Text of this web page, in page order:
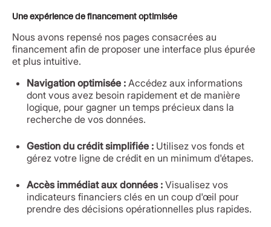
Une expérience de financement optimisée
Nous avons repensé nos pages consacrées au
financement afin de proposer une interface plus épurée
et plus intuitive.
Navigation optimisée : Accédez aux informations
dont vous avez besoin rapidement et de manière
logique, pour gagner un temps précieux dans la
recherche de vos données.
Gestion du crédit simplifiée : Utilisez vos fonds et
gérez votre ligne de crédit en un minimum d'étapes.
Accès immédiat aux données : Visualisez vos
indicateurs financiers clés en un coup d'œil pour
prendre des décisions opérationnelles plus rapides.